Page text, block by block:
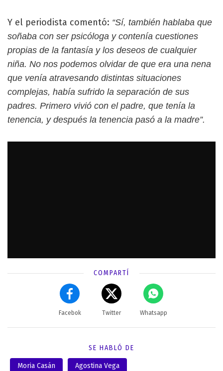
Y el periodista comentó: “Sí, también hablaba que
soñaba con ser psicóloga y contenía cuestiones
propias de la fantasía y los deseos de cualquier
niña. No nos podemos olvidar de que era una nena
que venía atravesando distintas situaciones
complejas, había sufrido la separación de sus
padres. Primero vivió con el padre, que tenía la
tenencia, y después la tenencia pasó a la madre”.
COMPARTÍ
Facebok Twitter Whatsapp
SE HABLÓ DE
Moria Casán Agostina Vega